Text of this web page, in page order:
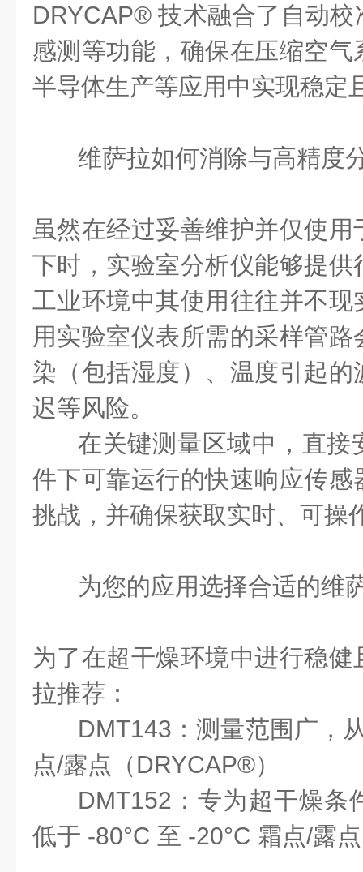
DRYCAP® 技术融合了自动
感测等功能，确保在压缩空
半导体生产等应用中实现稳定
维萨拉如何消除与高精度
虽然在经过妥善维护并仅使
下时，实验室分析仪能够提
工业环境中其使用往往并不
用实验室仪表所需的采样管
染（包括湿度）、温度引起
迟等风险。
在关键测量区域中，直接
件下可靠运行的快速响应传
挑战，并确保获取实时、可操
为您的应用选择合适的维
为了在超干燥环境中进行稳
拉推荐：
DMT143：测量范围广，
点/露点（DRYCAP®）
DMT152：专为超干燥条
低于 -80°C 至 -20°C 霜点/露